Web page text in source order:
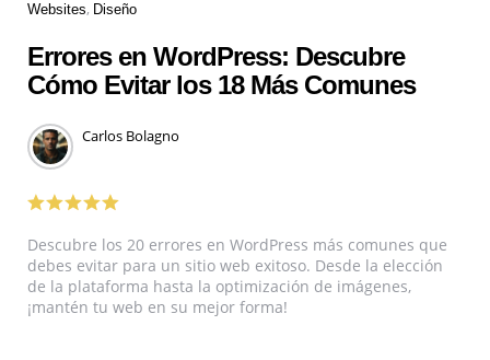
Websites Diseño
Errores en WordPress: Descubre
Cómo Evitar los 18 Más Comunes
Carlos Bolagno
Descubre los 20 errores en WordPress más comunes que
debes evitar para un sitio web exitoso. Desde la elección
de la plataforma hasta la optimización de imágenes,
¡mantén tu web en su mejor forma!